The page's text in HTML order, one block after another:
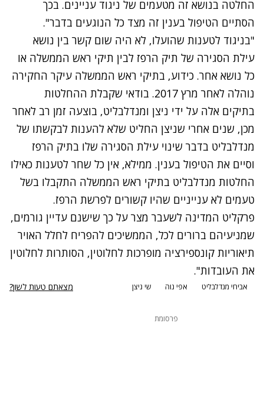
החלטה בנושא זה מטעמים של ניגוד עניינים. בכך
הסתיים הטיפול בענין זה מצד כל הנוגעים בדבר".
"בניגוד לטענות שהועלו, לא היה שום קשר בין נושא
עילת הסגירה של תיק הרפז לבין תיקי ראש הממשלה או
כל נושא אחר. כידוע, בתיקי ראש הממשלה עיקר החקירה
נוהלה לאחר מרץ 2017. בודאי שקבלת ההחלטות
בתיקים אלה על ידי ניצן ומנדלבליט, בוצעה זמן רב לאחר
מכן, שנים אחרי שניצן החליט שלא להענות לבקשתו של
מנדלבליט בדבר שינוי עילת הסגירה שלו בתיק הרפז
וסיים את הטיפול בענין. ממילא, אין כל שחר לטענות כאילו
החלטות מנדלבליט בתיקי ראש הממשלה התקבלו בשל
טעמים לא ענייניים שהיו קשורים לפרשת הרפז.
פרקליט המדינה לשעבר מצר על כך שישנם עדיין גורמים,
שמניעיהם ברורים לכל, הממשיכים להפריח לחלל האויר
תיאוריות קונספירציה מופרכות לחלוטין, הסותרות לחלוטין
את העובדות".
אביחי מנדלבליט אפי נוה שי ניצן מצאתם טעות לשון?
פרסומת